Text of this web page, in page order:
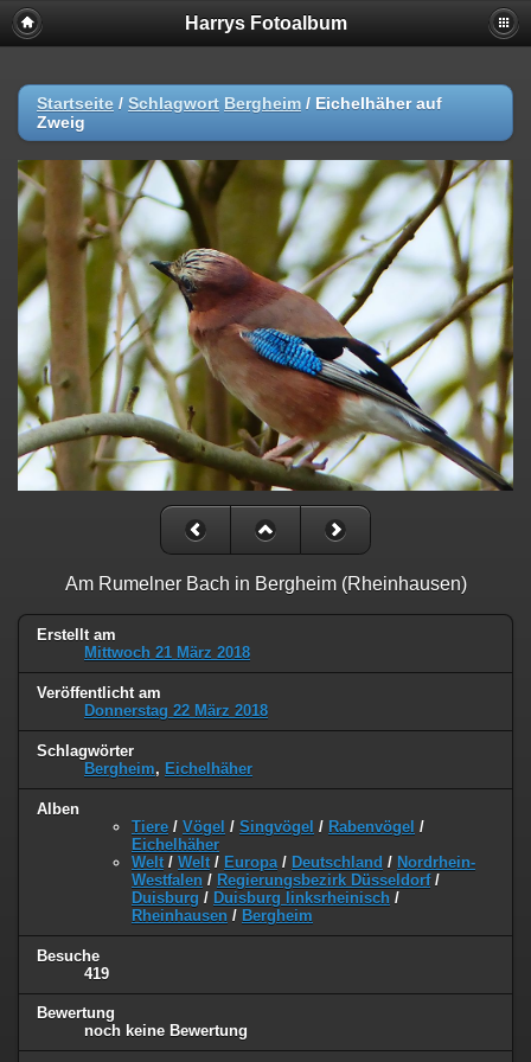
Harrys Fotoalbum
Startseite / Schlagwort Bergheim / Eichelhäher auf
Zweig
Am Rumelner Bach in Bergheim (Rheinhausen)
Erstellt am
Mittwoch 21 März 2018
Veröffentlicht am
Donnerstag 22 März 2018
Schlagwörter
Bergheim, Eichelhäher
Alben
Tiere / Vögel / Singvögel / Rabenvögel /
Eichelhäher
Welt / Welt / Europa / Deutschland / Nordrhein-
Westfalen / Regierungsbezirk Düsseldorf/
Duisburg / Duisburg linksrheinisch /
Rheinhausen / Bergheim
Besuche
419
Bewertung
noch keine Bewertung